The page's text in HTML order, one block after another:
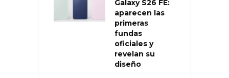
Galaxy S26 FE:
aparecen las
primeras
fundas
oficiales y
revelan su
diseño